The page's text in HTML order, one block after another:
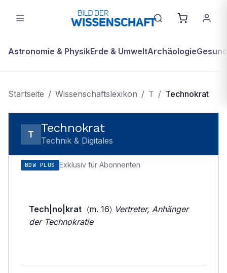
Astronomie & PhysikErde & UmweltArchäologie
Startseite / Wissenschaftslexikon / T / Technokrat
T Technokrat
Technik & Digitales
BDW PLUS Exklusiv für Abonnenten
Tech|no|krat 〈m. 16〉 Vertreter, Anhänger
der Technokratie